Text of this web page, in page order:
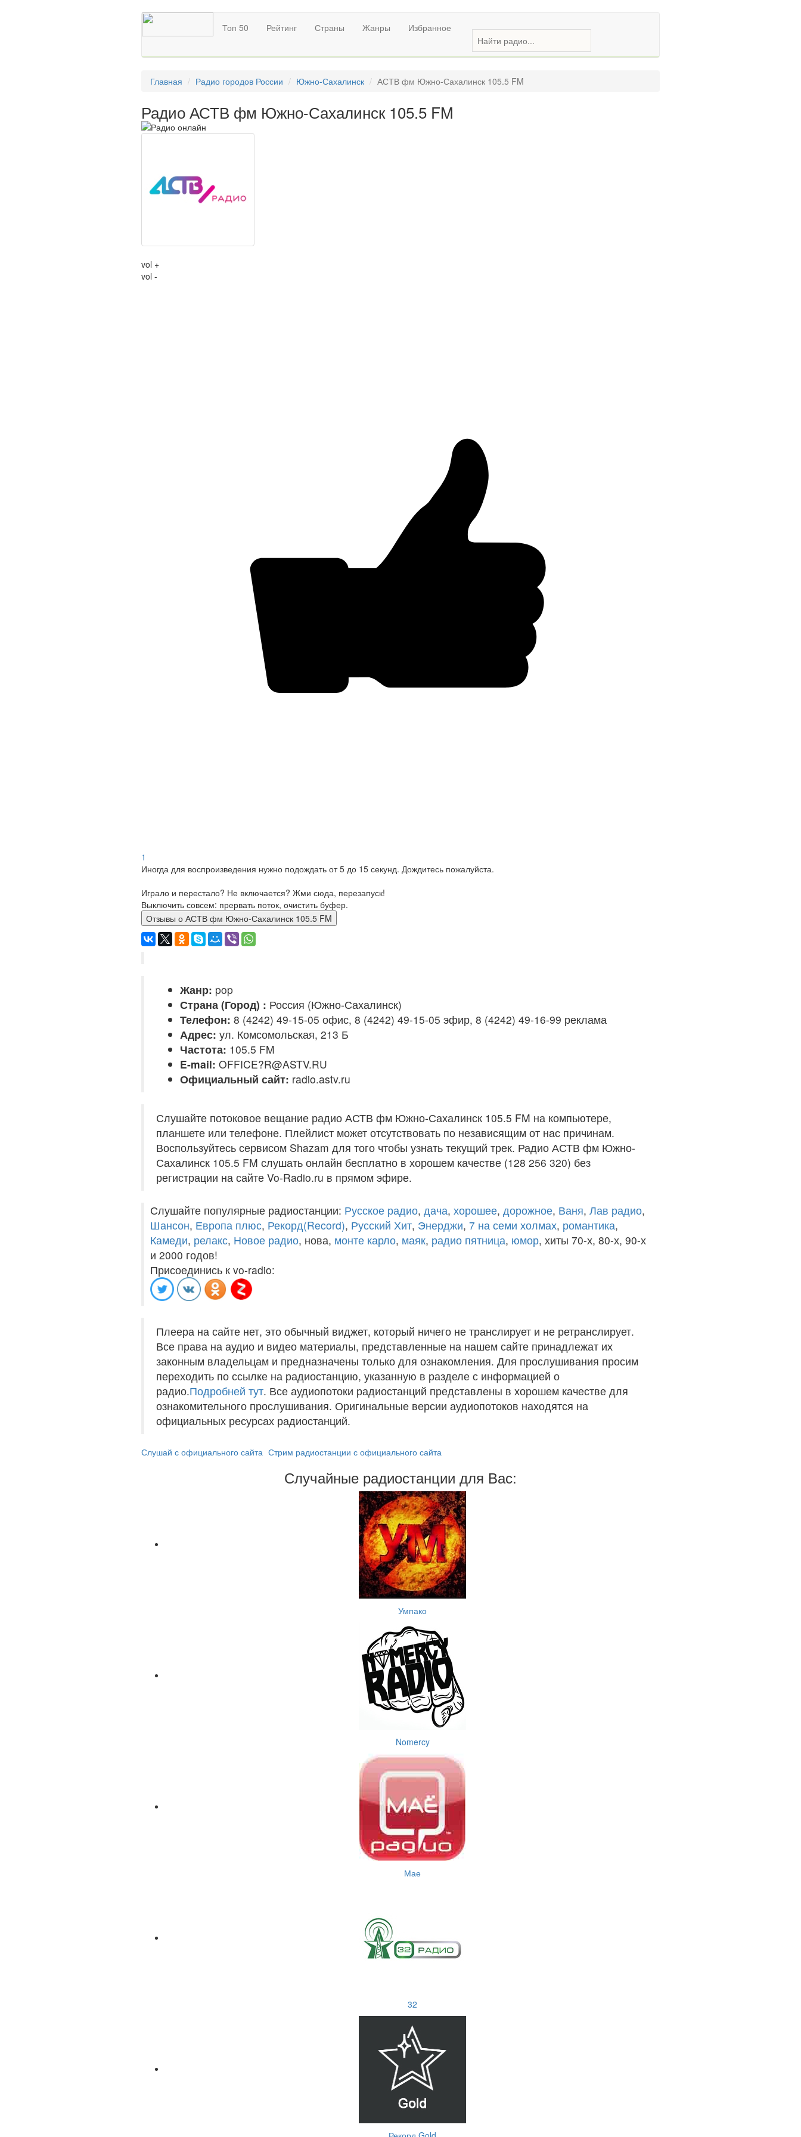
Топ 50 Рейтинг Страны Жанры Избранное
Главная Радио городов России Южно-Сахалинск АСТВ фм Южно-Сахалинск 105.5 FM
Радио АСТВ фм Южно-Сахалинск 105.5 FM
vol +
vol -
1
Иногда для воспроизведения нужно подождать от 5 до 15 секунд. Дождитесь пожалуйста.
Играло и перестало? Не включается? Жми сюда, перезапуск!
Выключить совсем: прервать поток, очистить буфер.
Отзывы о АСТВ фм Южно-Сахалинск 105.5 FM
Жанр: pop
Страна (Город) : Россия (Южно-Сахалинск)
Телефон: 8 (4242) 49-15-05 офис, 8 (4242) 49-15-05 эфир, 8 (4242) 49-16-99 реклама
Адрес: ул. Комсомольская, 213 Б
Частота: 105.5 FM
E-mail: OFFICE?R@ASTV.RU
Официальный сайт: radio.astv.ru
Слушайте потоковое вещание радио АСТВ фм Южно-Сахалинск 105.5 FM на компьютере,
планшете или телефоне. Плейлист может отсутствовать по независящим от нас причинам.
Воспользуйтесь сервисом Shazam для того чтобы узнать текущий трек. Радио АСТВ фм Южно-
Сахалинск 105.5 FM слушать онлайн бесплатно в хорошем качестве (128 256 320) без
регистрации на сайте Vo-Radio.ru в прямом эфире.
Слушайте популярные радиостанции: Русское радио, дача, хорошее, дорожное, Ваня, Лав радио,
Шансон, Европа плюс, Рекорд(Record), Русский Хит, Энерджи, 7 на семи холмах, романтика,
Камеди, релакс, Новое радио, нова, монте карло, маяк, радио пятница, юмор, хиты 70-х, 80-х, 90-х
и 2000 годов!
Присоединись к vo-radio:
Плеера на сайте нет, это обычный виджет, который ничего не транслирует и не ретранслирует.
Все права на аудио и видео материалы, представленные на нашем сайте принадлежат их
законным владельцам и предназначены только для ознакомления. Для прослушивания просим
переходить по ссылке на радиостанцию, указанную в разделе с информацией о
радио.Подробней тут. Все аудиопотоки радиостанций представлены в хорошем качестве для
ознакомительного прослушивания. Оригинальные версии аудиопотоков находятся на
официальных ресурсах радиостанций.
Слушай с официального сайта Стрим радиостанции с официального сайта
Случайные радиостанции для Вас:
Умпако
Nomercy
Мае
32